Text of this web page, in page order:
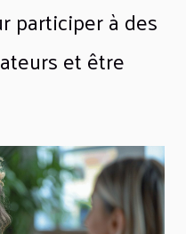
participer à des
et être